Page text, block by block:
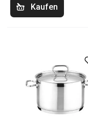
Kaufen